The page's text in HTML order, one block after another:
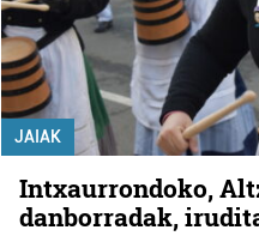
JAIAK
Intxaurrondoko,
danborradak,